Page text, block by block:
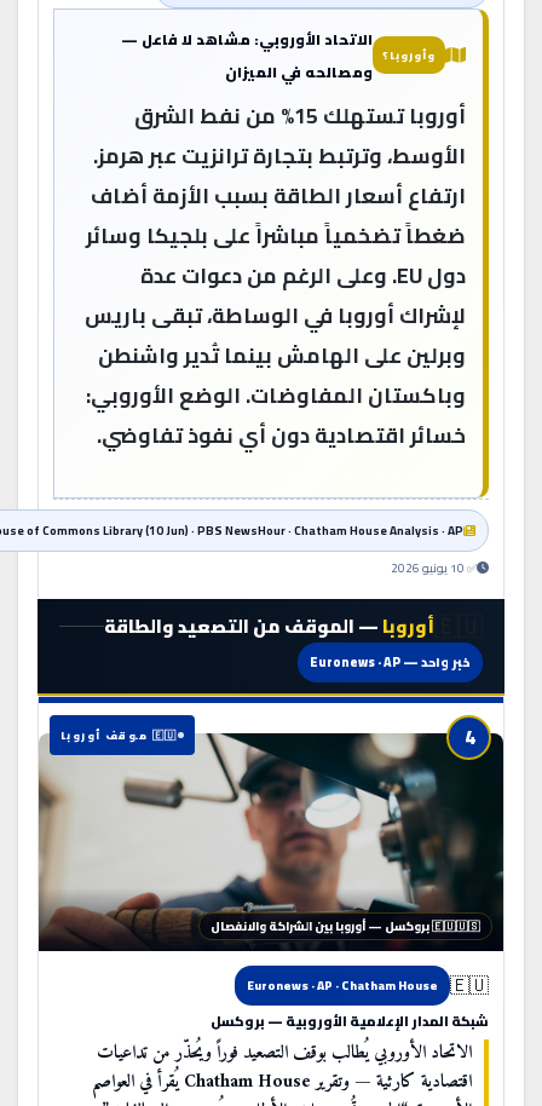
وأوروبا؟
الاتحاد الأوروبي: مشاهد لا فاعل —
ومصالحه في الميزان
أوروبا تستهلك 15% من نفط الشرق
الأوسط، وترتبط بتجارة ترانزيت عبر هرمز.
ارتفاع أسعار الطاقة بسبب الأزمة أضاف
ضغطاً تضخمياً مباشراً على بلجيكا وسائر
دول EU. وعلى الرغم من دعوات عدة
لإشراك أوروبا في الوساطة، تبقى باريس
وبرلين على الهامش بينما تُدير واشنطن
وباكستان المفاوضات. الوضع الأوروبي:
خسائر اقتصادية دون أي نفوذ تفاوضي.
House of Commons Library (10 Jun) · PBS NewsHour · Chatham House Analysis · AP
🇪🇺 أوروبا— الموقف من التصعيد والطاقة
خبر واحد — Euronews · AP
4 🇪🇺 موقف أوروبا
🇪🇺🇺🇸 بروكسل — أوروبا بين الشراكة والانفصال
🇪🇺
Euronews · AP · Chatham House
شبكة المدار الإعلامية الأوروبية — بروكسل
الاتحاد الأوروبي يُطالب بوقف التصعيد فوراً ويُحذّر من تداعيات
اقتصادية كارثية — وتقرير Chatham House يُقرأ في العواصم